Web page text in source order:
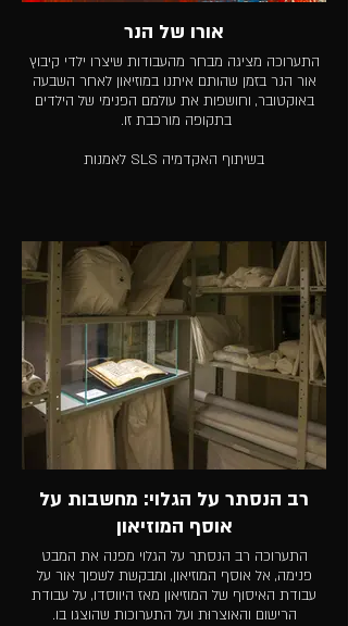
אורו של הנר
התערוכה מציגה מבחר מהעבודות שיצרו ילדי קיבוץ
אור הנר בזמן שהותם איתנו במוזיאון לאחר השבעה
באוקטובר, וחושפות את עולמם הפנימי של הילדים
בתקופה מורכבת זו.
בשיתוף האקדמיה SLS לאמנות
רב הנסתר על הגלוי: מחשבות על
אוסף המוזיאון
התערוכה רב הנסתר על הגלוי מפנה את המבט
פנימה, אל אוסף המוזיאון, ומבקשת לשפוך אור על
עבודת האיסוף של המוזיאון מאז היווסדו, על עבודת
הרישום והאוצרוּת ועל התערוכות שהוצגו בו.